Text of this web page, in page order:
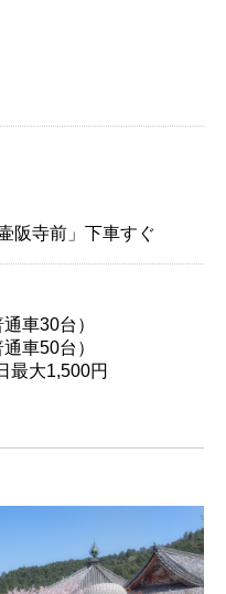
前」下車すぐ
通車30台）
車50台）
大1,500円